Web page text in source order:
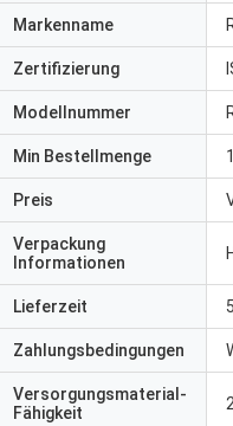
Markenname
Zertifizierung
Modellnummer
Min Bestellmenge
Preis
Verpackung
Informationen
Lieferzeit
Zahlungsbedingungen
Versorgungsmaterial-
Fähigkeit